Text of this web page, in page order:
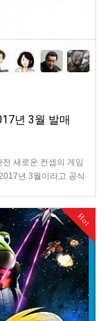
년 3월 발매
새로운 컨셉의 게임
년 3월이라고 공식
Hot